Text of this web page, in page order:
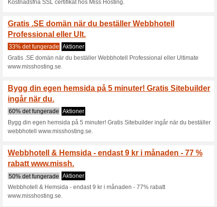
Aktuella rabatter
Bygg din egen
ingår nür du.
67% det fungerade Aktioner
Bygg din egen hemsida på 5
webbhotell